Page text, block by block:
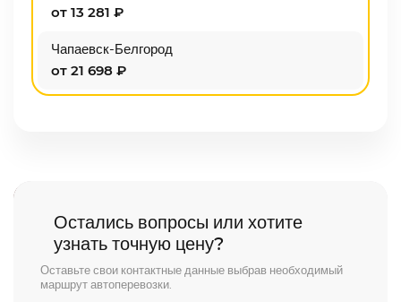
от 13 281 ₽
Чапаевск-Белгород
от 21 698 ₽
Остались вопросы или хотите
узнать точную цену?
Оставьте свои контактные данные выбрав необходимый
маршрут автоперевозки.